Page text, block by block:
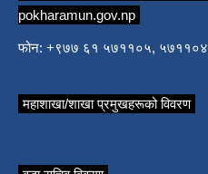
pokharamun.gov.np
फोन: +९७७ ६१ ५७११०५, ५७११०४
महाशाखा/शाखा प्रमुखहरूको विवरण